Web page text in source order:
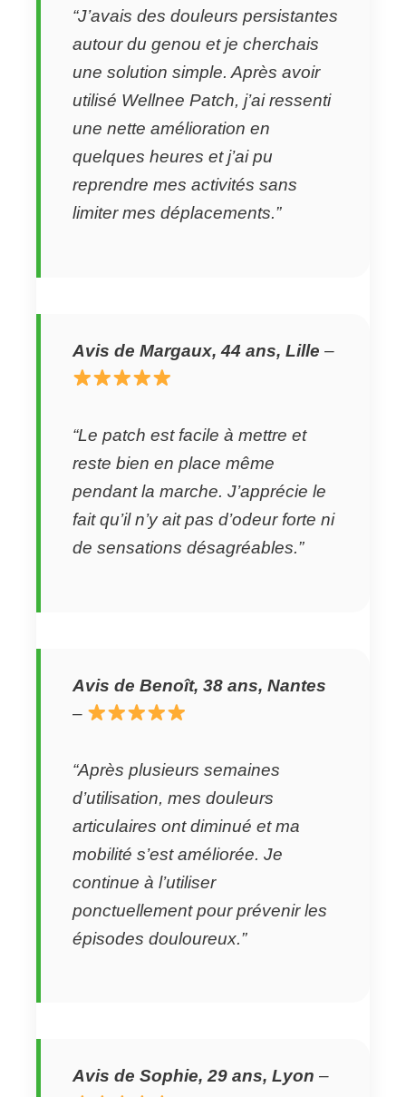
“J’avais des douleurs persistantes
autour du genou et je cherchais
une solution simple. Après avoir
utilisé Wellnee Patch, j’ai ressenti
une nette amélioration en
quelques heures et j’ai pu
reprendre mes activités sans
limiter mes déplacements.”
Avis de Margaux, 44 ans, Lille –
“Le patch est facile à mettre et
reste bien en place même
pendant la marche. J’apprécie le
fait qu’il n’y ait pas d’odeur forte ni
de sensations désagréables.”
Avis de Benoît, 38 ans, Nantes
–
“Après plusieurs semaines
d’utilisation, mes douleurs
articulaires ont diminué et ma
mobilité s’est améliorée. Je
continue à l’utiliser
ponctuellement pour prévenir les
épisodes douloureux.”
Avis de Sophie, 29 ans, Lyon –